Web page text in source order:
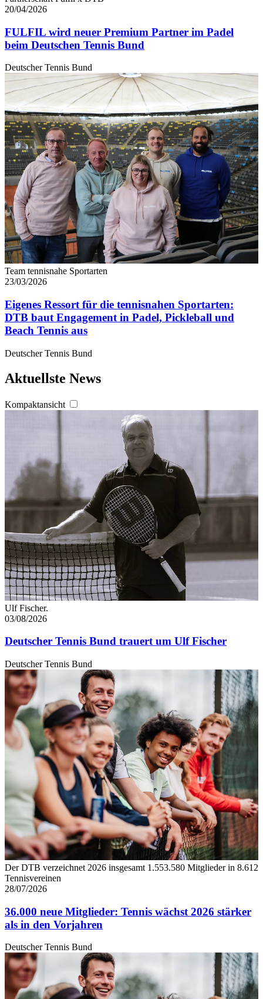
20/04/2026
FULFIL wird neuer Premium Partner im Padel
beim Deutschen Tennis Bund
Deutscher Tennis Bund
Team tennisnahe Sportarten
23/03/2026
Eigenes Ressort für die tennisnahen Sportarten:
DTB baut Engagement in Padel, Pickleball und
Beach Tennis aus
Deutscher Tennis Bund
Aktuellste News
Kompaktansicht
Ulf Fischer.
03/08/2026
Deutscher Tennis Bund trauert um Ulf Fischer
Deutscher Tennis Bund
Der DTB verzeichnet 2026 insgesamt 1.553.580 Mitglieder in 8.612
Tennisvereinen
28/07/2026
36.000 neue Mitglieder: Tennis wächst 2026 stärker
als in den Vorjahren
Deutscher Tennis Bund